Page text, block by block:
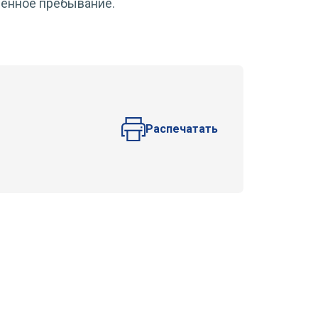
пребывание.
Распечатать